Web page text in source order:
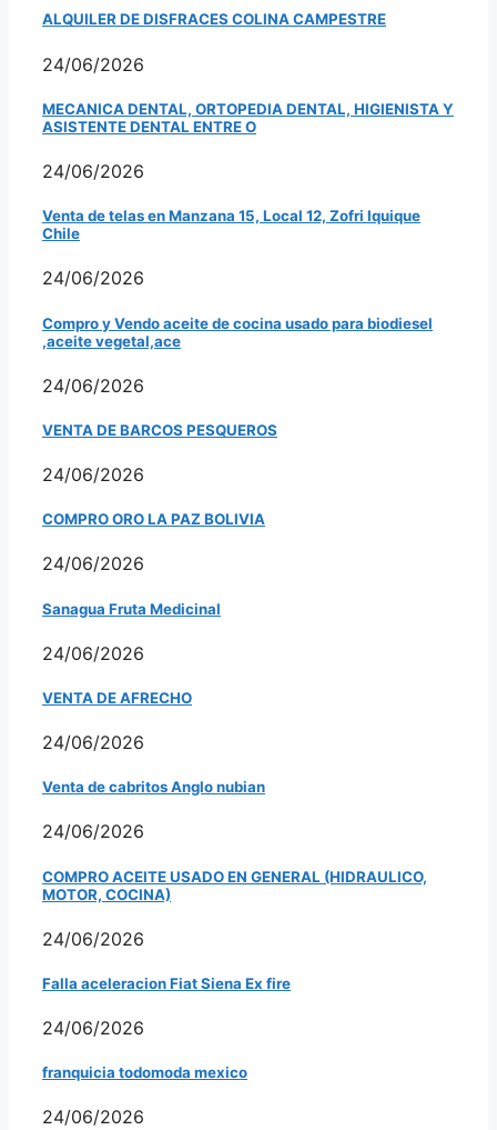
ALQUILER DE DISFRACES COLINA CAMPESTRE
24/06/2026
MECANICA DENTAL, ORTOPEDIA DENTAL, HIGIENISTA Y
ASISTENTE DENTAL ENTRE O
24/06/2026
Venta de telas en Manzana 15, Local 12, Zofri Iquique
Chile
24/06/2026
Compro y Vendo aceite de cocina usado para biodiesel
,aceite vegetal,ace
24/06/2026
VENTA DE BARCOS PESQUEROS
24/06/2026
COMPRO ORO LA PAZ BOLIVIA
24/06/2026
Sanagua Fruta Medicinal
24/06/2026
VENTA DE AFRECHO
24/06/2026
Venta de cabritos Anglo nubian
24/06/2026
COMPRO ACEITE USADO EN GENERAL (HIDRAULICO,
MOTOR, COCINA)
24/06/2026
Falla aceleracion Fiat Siena Ex fire
24/06/2026
franquicia todomoda mexico
24/06/2026